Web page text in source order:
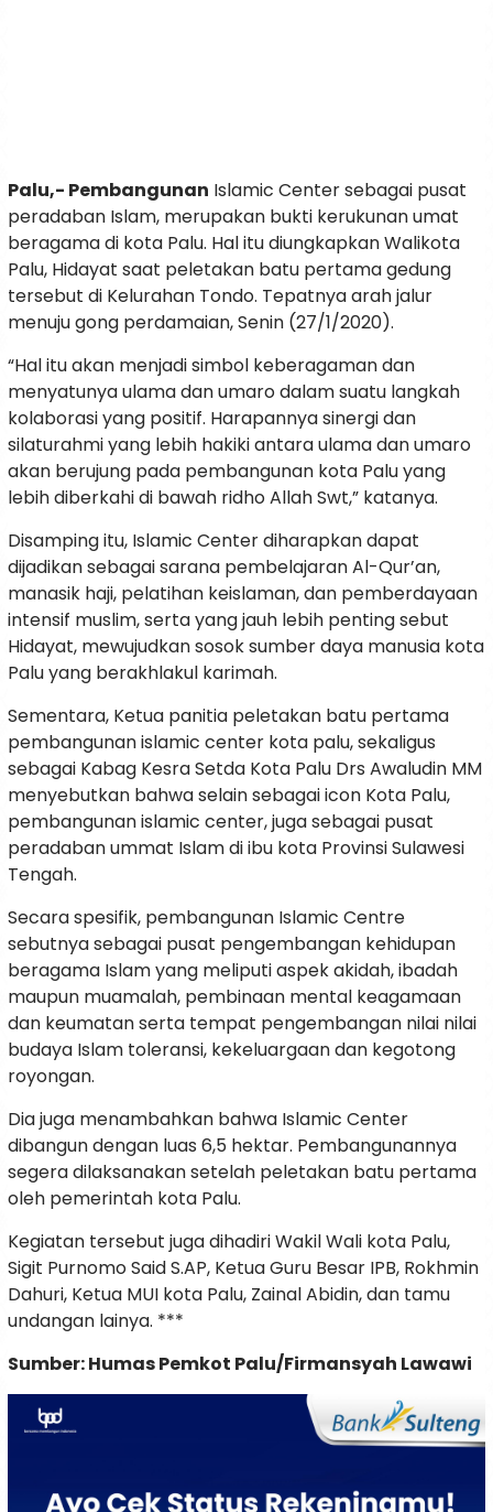
Palu,- Pembangunan Islamic Center sebagai pusat
peradaban Islam, merupakan bukti kerukunan umat
beragama di kota Palu. Hal itu diungkapkan Walikota
Palu, Hidayat saat peletakan batu pertama gedung
tersebut di Kelurahan Tondo. Tepatnya arah jalur
menuju gong perdamaian, Senin (27/1/2020).
“Hal itu akan menjadi simbol keberagaman dan
menyatunya ulama dan umaro dalam suatu langkah
kolaborasi yang positif. Harapannya sinergi dan
silaturahmi yang lebih hakiki antara ulama dan umaro
akan berujung pada pembangunan kota Palu yang
lebih diberkahi di bawah ridho Allah Swt,” katanya.
Disamping itu, Islamic Center diharapkan dapat
dijadikan sebagai sarana pembelajaran Al-Qur’an,
manasik haji, pelatihan keislaman, dan pemberdayaan
intensif muslim, serta yang jauh lebih penting sebut
Hidayat, mewujudkan sosok sumber daya manusia kota
Palu yang berakhlakul karimah.
Sementara, Ketua panitia peletakan batu pertama
pembangunan islamic center kota palu, sekaligus
sebagai Kabag Kesra Setda Kota Palu Drs Awaludin MM
menyebutkan bahwa selain sebagai icon Kota Palu,
pembangunan islamic center, juga sebagai pusat
peradaban ummat Islam di ibu kota Provinsi Sulawesi
Tengah.
Secara spesifik, pembangunan Islamic Centre
sebutnya sebagai pusat pengembangan kehidupan
beragama Islam yang meliputi aspek akidah, ibadah
maupun muamalah, pembinaan mental keagamaan
dan keumatan serta tempat pengembangan nilai nilai
budaya Islam toleransi, kekeluargaan dan kegotong
royongan.
Dia juga menambahkan bahwa Islamic Center
dibangun dengan luas 6,5 hektar. Pembangunannya
segera dilaksanakan setelah peletakan batu pertama
oleh pemerintah kota Palu.
Kegiatan tersebut juga dihadiri Wakil Wali kota Palu,
Sigit Purnomo Said S.AP, Ketua Guru Besar IPB, Rokhmin
Dahuri, Ketua MUI kota Palu, Zainal Abidin, dan tamu
undangan lainya. ***
Sumber: Humas Pemkot Palu/Firmansyah Lawawi